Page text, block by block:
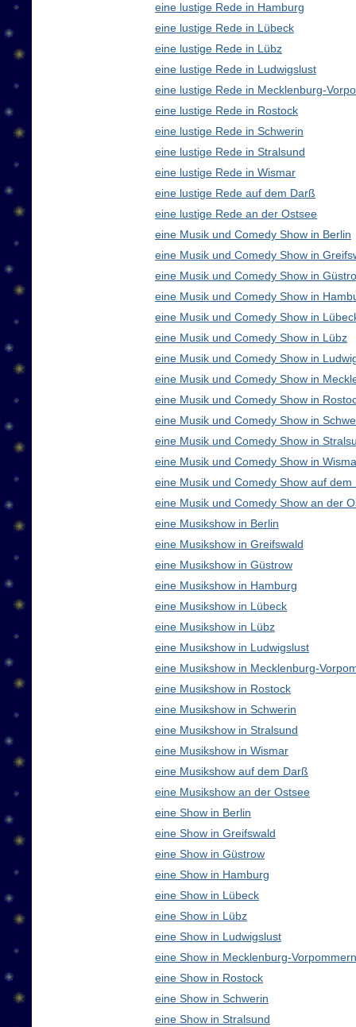
eine lustige Rede in Hamburg
eine lustige Rede in Lübeck
eine lustige Rede in Lübz
eine lustige Rede in Ludwigslust
eine lustige Rede in Mecklenburg-
eine lustige Rede in Rostock
eine lustige Rede in Schwerin
eine lustige Rede in Stralsund
eine lustige Rede in Wismar
eine lustige Rede auf dem Darß
eine lustige Rede an der Ostsee
eine Musik und Comedy Show in Berlin
eine Musik und Comedy Show in
eine Musik und Comedy Show in
eine Musik und Comedy Show in
eine Musik und Comedy Show in
eine Musik und Comedy Show in Lübz
eine Musik und Comedy Show in
eine Musik und Comedy Show in
eine Musik und Comedy Show in
eine Musik und Comedy Show in
eine Musik und Comedy Show in
eine Musik und Comedy Show in
eine Musik und Comedy Show auf dem
eine Musik und Comedy Show an der
eine Musikshow in Berlin
eine Musikshow in Greifswald
eine Musikshow in Güstrow
eine Musikshow in Hamburg
eine Musikshow in Lübeck
eine Musikshow in Lübz
eine Musikshow in Ludwigslust
eine Musikshow in Mecklenburg-
eine Musikshow in Rostock
eine Musikshow in Schwerin
eine Musikshow in Stralsund
eine Musikshow in Wismar
eine Musikshow auf dem Darß
eine Musikshow an der Ostsee
eine Show in Berlin
eine Show in Greifswald
eine Show in Güstrow
eine Show in Hamburg
eine Show in Lübeck
eine Show in Lübz
eine Show in Ludwigslust
eine Show in Mecklenburg-
eine Show in Rostock
eine Show in Schwerin
eine Show in Stralsund